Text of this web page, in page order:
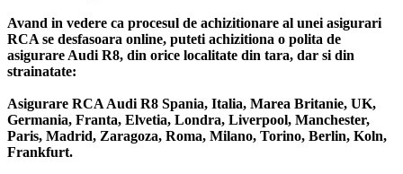
Avand in vedere ca procesul de achizitionare al unei asigurari
RCA se desfasoara online, puteti achizitiona o polita de
asigurare Audi R8, din orice localitate din tara, dar si din
strainatate:
Asigurare RCA Audi R8 Spania, Italia, Marea Britanie, UK,
Germania, Franta, Elvetia, Londra, Liverpool, Manchester,
Paris, Madrid, Zaragoza, Roma, Milano, Torino, Berlin, Koln,
Frankfurt.